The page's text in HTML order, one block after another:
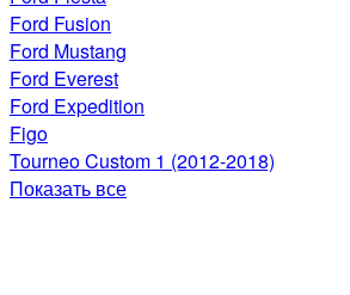
Ford Fusion
Ford Mustang
Ford Everest
Ford Expedition
Figo
Tourneo Custom 1 (2012-2018)
Показать все